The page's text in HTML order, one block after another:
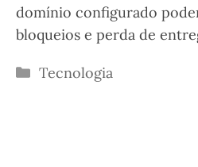
domínio configurado
bloqueios e perda de
Categorias
Tecnologia